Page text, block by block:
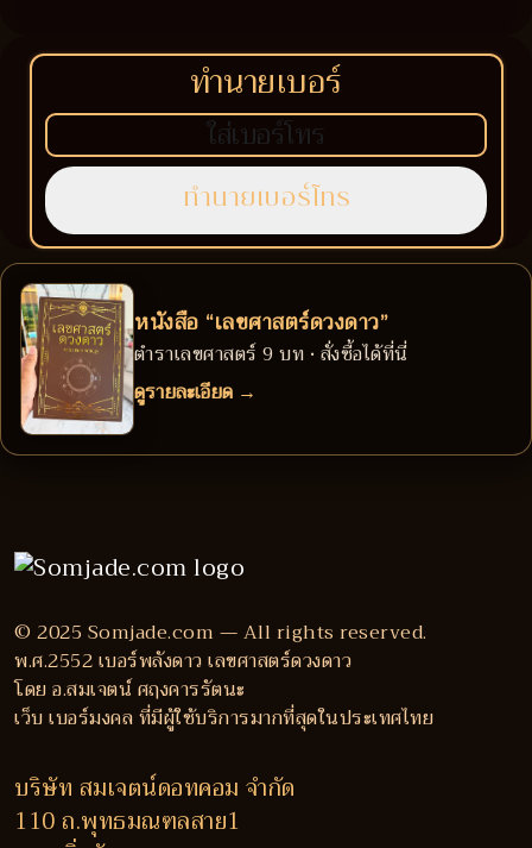
ทำนายเบอร์
หนังสือ “เลขศาสตร์ดวงดาว”
ตำราเลขศาสตร์ 9 บท • สั่งซื้อได้ที่นี่
ดูรายละเอียด →
© 2025 Somjade.com — All rights reserved.
พ.ศ.2552 เบอร์พลังดาว เลขศาสตร์ดวงดาว
โดย อ.สมเจตน์ ศฤงคารรัตนะ
เว็บ เบอร์มงคล ที่มีผู้ใช้บริการมากที่สุดในประเทศไทย
บริษัท สมเจตน์ดอทคอม จำกัด
110 ถ.พุทธมณฑลสาย1